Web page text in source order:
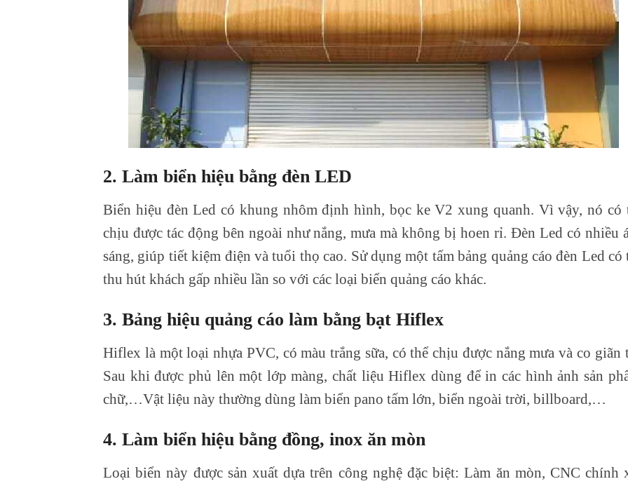
2. Làm biển hiệu bằng đèn LED
Biển hiệu đèn Led có khung nhôm định hình, bọc ke V2 xung quanh. Vì vậy, nó có
chịu được tác động bên ngoài như nắng, mưa mà không bị hoen rỉ. Đèn Led có nhiều
sáng, giúp tiết kiệm điện và tuổi thọ cao. Sử dụng một tấm bảng quảng cáo đèn Led có
thu hút khách gấp nhiều lần so với các loại biển quảng cáo khác.
3. Bảng hiệu quảng cáo làm bằng bạt Hiflex
Hiflex là một loại nhựa PVC, có màu trắng sữa, có thể chịu được nắng mưa và co giãn
Sau khi được phủ lên một lớp màng, chất liệu Hiflex dùng để in các hình ảnh sản
chữ,…Vật liệu này thường dùng làm biển pano tấm lớn, biển ngoài trời, billboard,…
4. Làm biển hiệu bằng đồng, inox ăn mòn
Loại biển này được sản xuất dựa trên công nghệ đặc biệt: Làm ăn mòn, CNC chính